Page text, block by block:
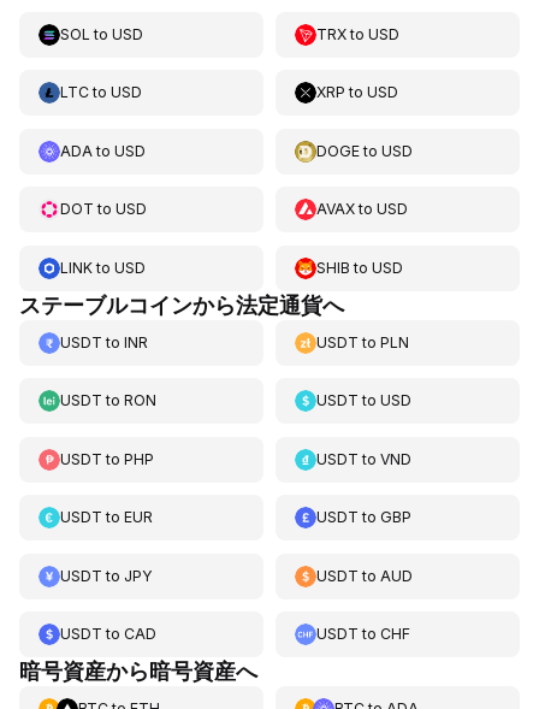
SOL to USD TRXtoUSD
LTCto USD XRP toUSD
ADA to USD DOGEtoUSD
DOT to USD AVAXtoUSD
LINKto USD SHIB toUSD
ステーブルコインから法定通貨へ
USDT to INR USDT toPLN
USDT to RON USDT toUSD
USDT to PHP USDT toVND
USDT to EUR USDT toGBP
USDT to JPY USDT to AUD
USDT to CAD USDT toCHF
暗号資産から暗号資産へ